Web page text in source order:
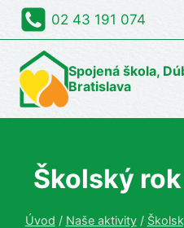
Skip
content
02 43 191 074
Spojená škola,
Bratislava
Školský
Úvod / Naše aktivity/